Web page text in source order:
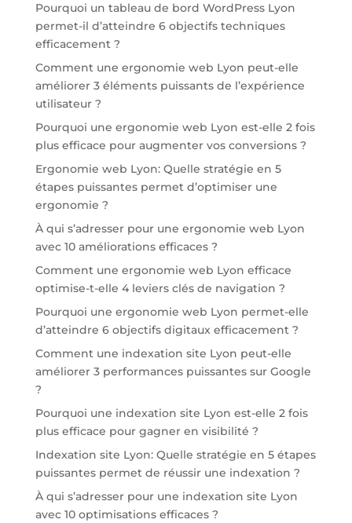
Pourquoi un tableau de bord WordPress Lyon
permet-il d’atteindre 6 objectifs techniques
efficacement ?
Comment une ergonomie web Lyon peut-elle
améliorer 3 éléments puissants de l’expérience
utilisateur ?
Pourquoi une ergonomie web Lyon est-elle 2 fois
plus efficace pour augmenter vos conversions ?
Ergonomie web Lyon: Quelle stratégie en 5
étapes puissantes permet d’optimiser une
ergonomie ?
À qui s’adresser pour une ergonomie web Lyon
avec 10 améliorations efficaces ?
Comment une ergonomie web Lyon efficace
optimise-t-elle 4 leviers clés de navigation ?
Pourquoi une ergonomie web Lyon permet-elle
d’atteindre 6 objectifs digitaux efficacement ?
Comment une indexation site Lyon peut-elle
améliorer 3 performances puissantes sur Google
?
Pourquoi une indexation site Lyon est-elle 2 fois
plus efficace pour gagner en visibilité ?
Indexation site Lyon: Quelle stratégie en 5 étapes
puissantes permet de réussir une indexation ?
À qui s’adresser pour une indexation site Lyon
avec 10 optimisations efficaces ?